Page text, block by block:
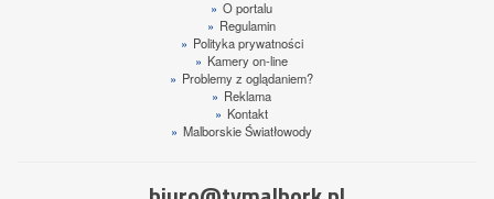
» O portalu
» Regulamin
» Polityka prywatności
» Kamery on-line
» Problemy z oglądaniem?
» Reklama
» Kontakt
» Malborskie Światłowody